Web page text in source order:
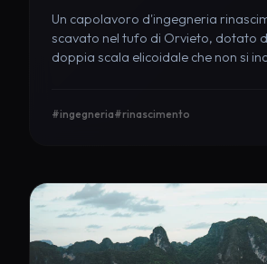
Un capolavoro d'ingegneria
scavato nel tufo di Orvieto, dotato
doppia scala elicoidale che non si
#ingegneria#rinascimento